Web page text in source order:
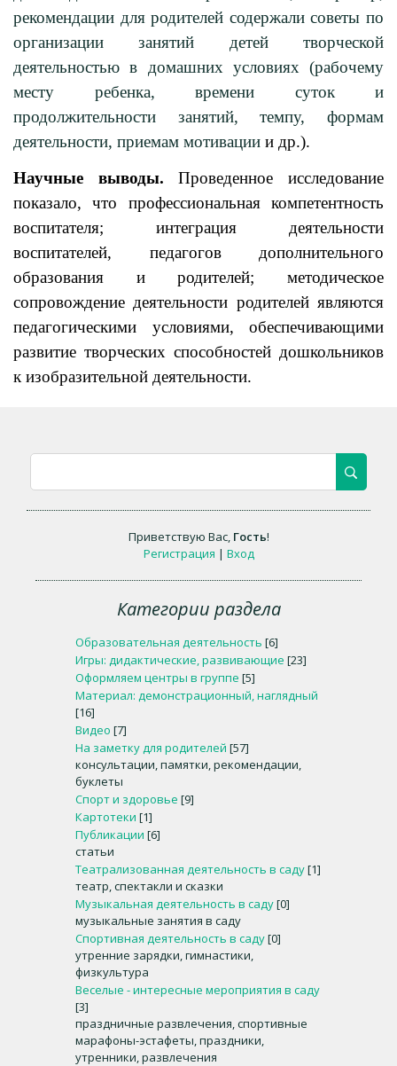
рекомендации для родителей содержали советы по
организации занятий детей творческой
деятельностью в домашних условиях (рабочему
месту ребенка, времени суток и
продолжительности занятий, темпу, формам
деятельности, приемам мотивации и др.).
Научные выводы.Проведенное исследование
показало, что профессиональная компетентность
воспитателя; интеграция деятельности
воспитателей, педагогов дополнительного
образования и родителей; методическое
сопровождение деятельности родителей являются
педагогическими условиями, обеспечивающими
развитие творческих способностей дошкольников
к изобразительной деятельности.
Приветствую Вас, Гость!
Регистрация | Вход
Категории раздела
Образовательная деятельность [6]
Игры: дидактические, развивающие [23]
Оформляем центры в группе [5]
Материал: демонстрационный, наглядный
[16]
Видео [7]
На заметку для родителей [57]
консультации, памятки, рекомендации,
буклеты
Спорт и здоровье [9]
Картотеки [1]
Публикации [6]
статьи
Театрализованная деятельность в саду[1]
театр, спектакли и сказки
Музыкальная деятельность в саду[0]
музыкальные занятия в саду
Спортивная деятельность в саду[0]
утренние зарядки, гимнастики,
физкультура
Веселые - интересные мероприятия в саду
[3]
праздничные развлечения, спортивные
марафоны-эстафеты, праздники,
утренники, развлечения